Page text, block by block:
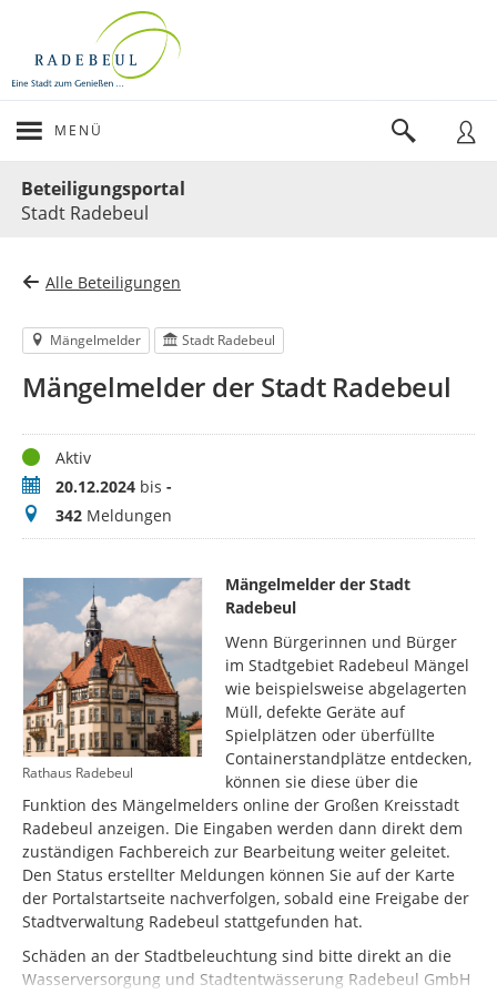
MENÜ
Beteiligungsportal
Stadt Radebeul
Alle Beteiligungen
Mängelmelder Stadt Radebeul
Mängelmelder der Stadt Radebeul
StatusAktiv
Zeitraum20.12.2024 bis -
Meldungen
342 Meldungen
Rathaus Radebeul
Mängelmelder der Stadt
Radebeul
Wenn Bürgerinnen und Bürger
im Stadtgebiet Radebeul Mängel
wie beispielsweise abgelagerten
Müll, defekte Geräte auf
Spielplätzen oder überfüllte
Containerstandplätze entdecken,
können sie diese über die
Funktion des Mängelmelders online der Großen Kreisstadt
Radebeul anzeigen. Die Eingaben werden dann direkt dem
zuständigen Fachbereich zur Bearbeitung weiter geleitet.
Den Status erstellter Meldungen können Sie auf der Karte
der Portalstartseite nachverfolgen, sobald eine Freigabe der
Stadtverwaltung Radebeul stattgefunden hat.
Schäden an der Stadtbeleuchtung sind bitte direkt an die
Wasserversorgung und Stadtentwässerung Radebeul GmbH